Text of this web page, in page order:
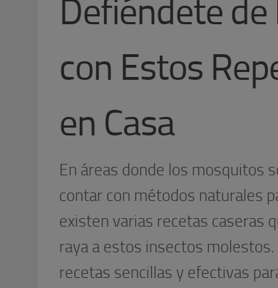
Defiéndete
con Estos
en Casa
En áreas donde los mosquitos
contar con métodos naturales
existen varias recetas caseras
raya a estos insectos
recetas sencillas y efectivas